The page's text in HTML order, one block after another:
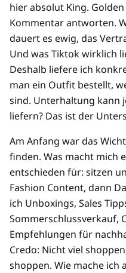
hier absolut King. Golden
Kommentar antworten.
dauert es ewig, das
Und was Tiktok wirklich
Deshalb liefere ich
man ein Outfit bestellt,
sind. Unterhaltung kann
liefern? Das ist der
Am Anfang war das
finden. Was macht mich
entschieden für: sitzen
Fashion Content, dann
ich Unboxings, Sales
Sommerschlussverkauf,
Empfehlungen für
Credo: Nicht viel
shoppen. Wie mache ich